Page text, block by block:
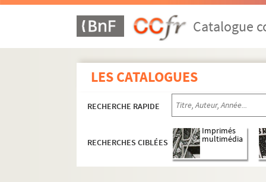
Catalogue
LES CATALOGUES
RECHERCHE RAPIDE
RECHERCHES CIBLÉES
Imprimés
multimédia